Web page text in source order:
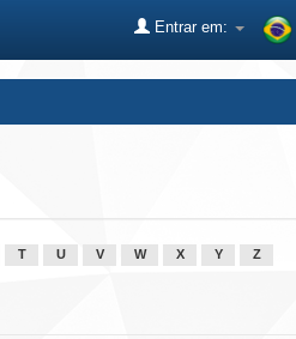
Entrar em:
T U V W X Y Z